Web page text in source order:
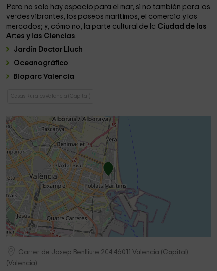
Pero no solo hay espacio para el mar, si no también para los
verdes vibrantes, los paseos marítimos, el comercio y los
mercados; y, cómo no, la parte cultural de la Ciudad de las
Artes y las Ciencias.
Jardín Doctor Lluch
Oceanográfico
Bioparc Valencia
Casas Rurales Valencia (Capital)
Carrer de Josep Benlliure 204 46011
Valencia (Capital)
(Valencia)